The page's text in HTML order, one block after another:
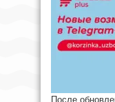
После